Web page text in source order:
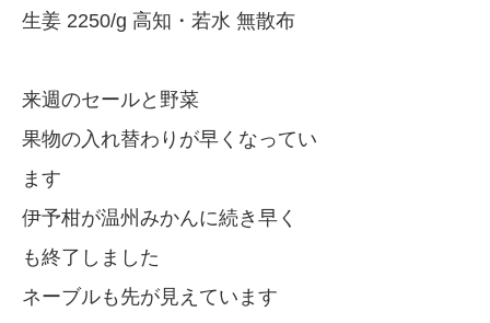
生姜 2250/g 高知・若水 無散布
来週のセールと野菜
果物の入れ替わりが早くなってい
ます
伊予柑が温州みかんに続き早く
も終了しました
ネーブルも先が見えています